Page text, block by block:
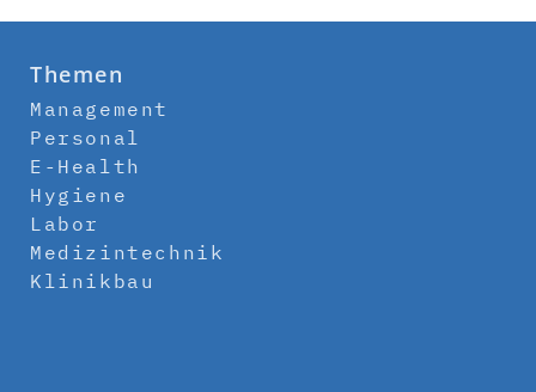
Themen
Management
Personal
E-Health
Hygiene
Labor
Medizintechnik
Klinikbau